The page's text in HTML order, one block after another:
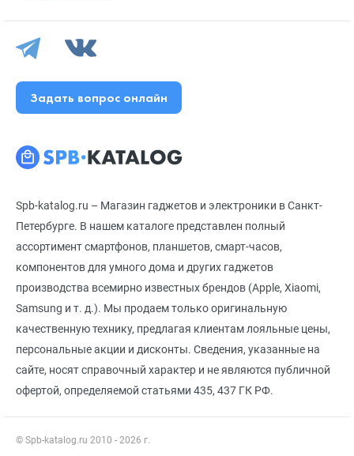
Spb-katalog.ru – Магазин гаджетов и электроники в Санкт-
Петербурге. В нашем каталоге представлен полный
ассортимент смартфонов, планшетов, смарт-часов,
компонентов для умного дома и других гаджетов
производства всемирно известных брендов (Apple, Xiaomi,
Samsung и т. д.). Мы продаем только оригинальную
качественную технику, предлагая клиентам лояльные цены,
персональные акции и дисконты. Сведения, указанные на
сайте, носят справочный характер и не являются публичной
офертой, определяемой статьями 435, 437 ГК РФ.
© Spb-katalog.ru 2010 - 2026 г.
Задать вопрос онлайн